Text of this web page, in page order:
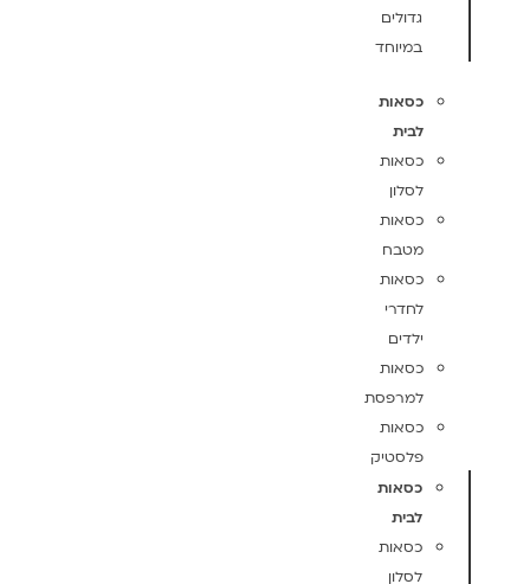
גדולים
במיוחד
כסאות
לבית
כסאות
לסלון
כסאות
מטבח
כסאות
לחדרי
ילדים
כסאות
למרפסת
כסאות
פלסטיק
כסאות
לבית
כסאות
לסלון